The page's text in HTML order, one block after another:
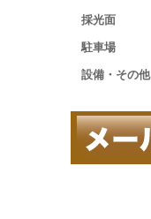
採光面
駐車場
設備・その他